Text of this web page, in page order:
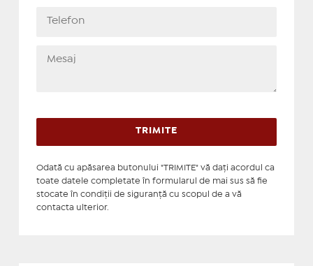
Odată cu apăsarea butonului "TRIMITE" vă daţi acordul ca
toate datele completate în formularul de mai sus să fie
stocate în condiţii de siguranţă cu scopul de a vă
contacta ulterior.